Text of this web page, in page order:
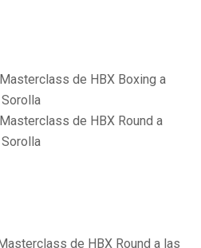
de HBX Boxing a
de HBX Round a
de HBX Round a las